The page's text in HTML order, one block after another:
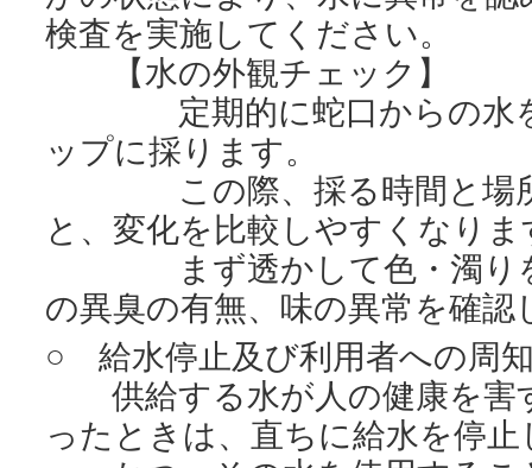
検査を実施してください。
【水の外観チェック】
定期的に蛇口からの水を
ップに採ります。
この際、採る時間と場所
と、変化を比較しやすくなりま
まず透かして色・濁りを
の異臭の有無、味の異常を確認
○ 給水停止及び利用者への周
供給する水が人の健康を害
ったときは、直ちに給水を停